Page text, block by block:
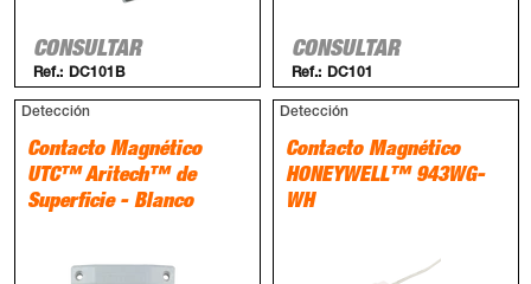
CONSULTAR
Ref.: DC101B
CONSULTAR
Ref.: DC101
Detección
Contacto Magnético
UTC™ Aritech™ de
Superficie - Blanco
Detección
Contacto Magnético
HONEYWELL™ 943WG-
WH